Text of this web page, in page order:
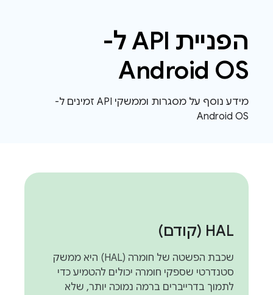
הפניית API ל-
Android OS
מידע נוסף על מסגרות וממשקי API זמינים ל-
Android OS
HAL (קודם)
שכבת הפשטה של חומרה (HAL) היא ממשק
סטנדרטי שספקי חומרה יכולים להטמיע כדי
לתמוך בדרייברים ברמה נמוכה יותר, שלא